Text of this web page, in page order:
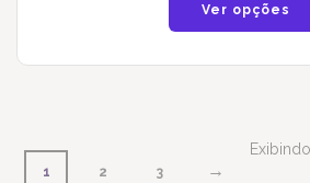
Ver opções
1 2 3 →